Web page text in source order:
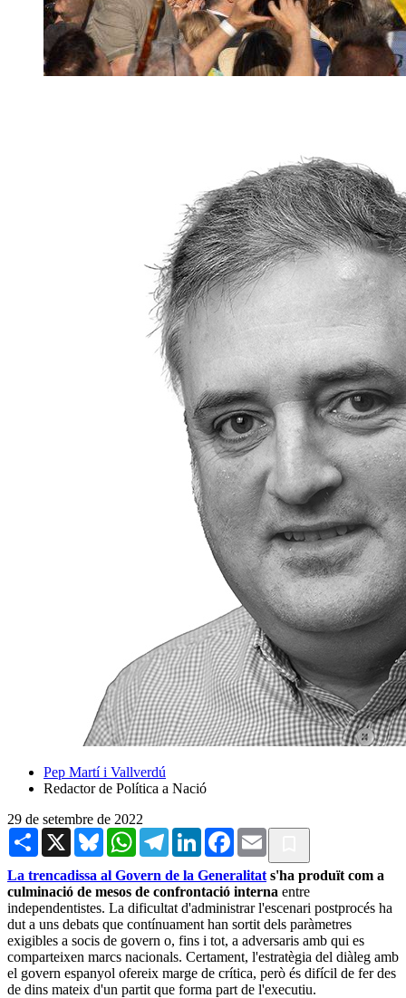
Pep Martí i Vallverdú
Redactor de Política a Nació
29 de setembre de 2022
Share X BlueskyWhatsAppTelegramLinkedInFacebook
Email
La trencadissa al Govern de la Generalitat s'ha produït com a
culminació de mesos de confrontació interna entre
independentistes. La dificultat d'administrar l'escenari postprocés ha
dut a uns debats que contínuament han sortit dels paràmetres
exigibles a socis de govern o, fins i tot, a adversaris amb qui es
comparteixen marcs nacionals. Certament, l'estratègia del diàleg amb
el govern espanyol ofereix marge de crítica, però és difícil de fer des
de dins mateix d'un partit que forma part de l'executiu.